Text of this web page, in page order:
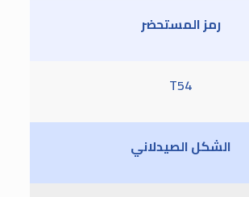
رمز المستحضر
T54
الشكل الصيدلاني